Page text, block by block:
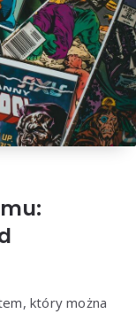
który można